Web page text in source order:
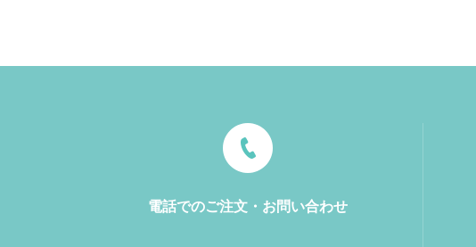
電話でのご注文・お問い合わせ